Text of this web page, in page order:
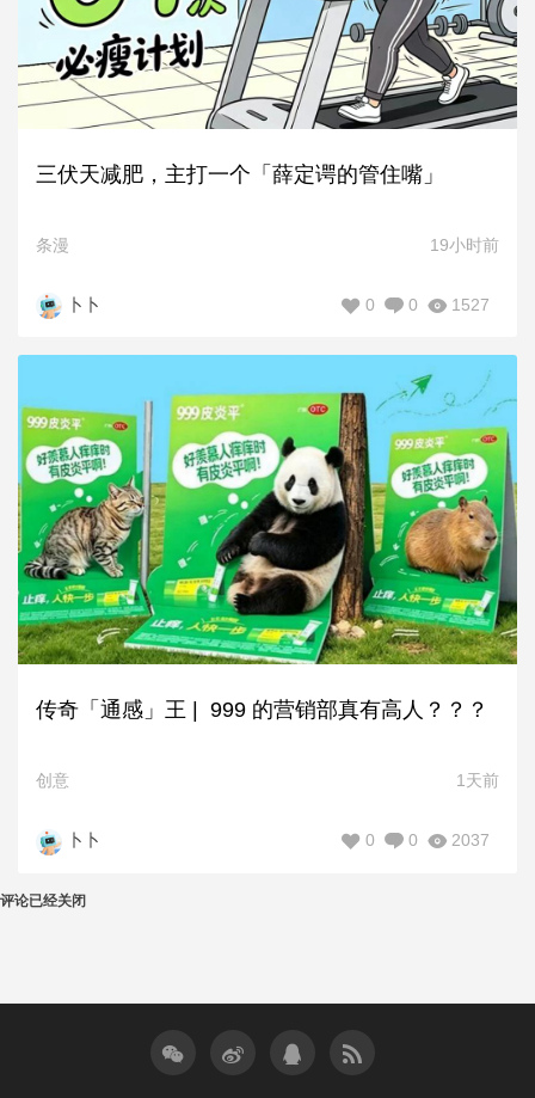
三伏天减肥，主打一个「薛定谔的管住嘴」
条漫 19小时前
卜卜 1527
0
0
传奇「通感」王 | 999 的营销部真有高人？？？
创意 1天前
卜卜 2037
0
0
评论已经关闭